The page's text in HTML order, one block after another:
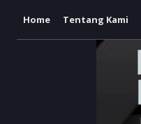
Home Tentang Kami